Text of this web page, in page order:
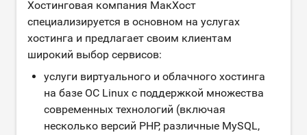
Хостинговая компания МакХост
специализируется в основном на услугах
хостинга и предлагает своим клиентам
широкий выбор сервисов:
услуги виртуального и облачного хостинга
на базе ОС Linux с поддержкой множества
современных технологий (включая
несколько версий PHP, различные MySQL,